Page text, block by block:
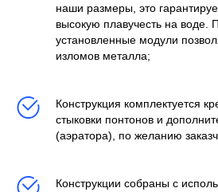
наши размеры, это
высокую плавучесть на воде.
установленные модули
изломов металла;
Конструкция комплектуется
стыковки понтонов и
(аэратора), по желанию
Конструкции собраны с